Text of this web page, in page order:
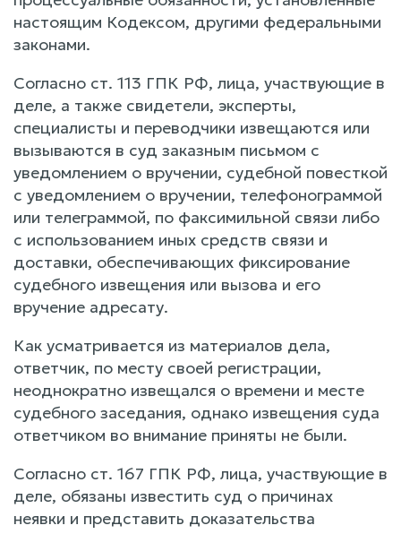
настоящим Кодексом, другими федеральными
законами.
Согласно ст. 113 ГПК РФ, лица, участвующие в
деле, а также свидетели, эксперты,
специалисты и переводчики извещаются или
вызываются в суд заказным письмом с
уведомлением о вручении, судебной повесткой
с уведомлением о вручении, телефонограммой
или телеграммой, по факсимильной связи либо
с использованием иных средств связи и
доставки, обеспечивающих фиксирование
судебного извещения или вызова и его
вручение адресату.
Как усматривается из материалов дела,
ответчик, по месту своей регистрации,
неоднократно извещался о времени и месте
судебного заседания, однако извещения суда
ответчиком во внимание приняты не были.
Согласно ст. 167 ГПК РФ, лица, участвующие в
деле, обязаны известить суд о причинах
неявки и представить доказательства